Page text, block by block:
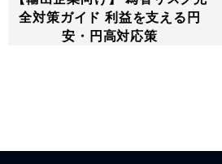
全対策ガイド 利益を支える円
安・円高対応策